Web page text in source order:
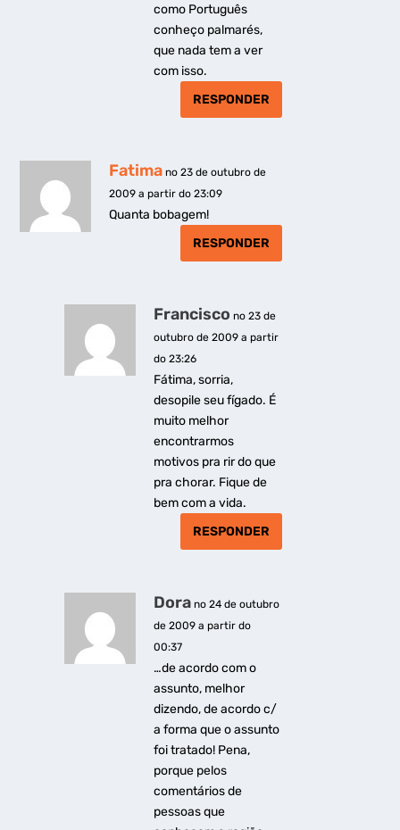
como Português
conheço palmarés,
que nada tem a ver
com isso.
RESPONDER
Fatima no 23 de outubro de
2009 a partir do 23:09
Quanta bobagem!
RESPONDER
Francisco no 23 de
outubro de 2009 a partir
do 23:26
Fátima, sorria,
desopile seu fígado. É
muito melhor
encontrarmos
motivos pra rir do que
pra chorar. Fique de
bem com a vida.
RESPONDER
Dora no 24 de outubro
de 2009 a partir do
00:37
…de acordo com o
assunto, melhor
dizendo, de acordo c/
a forma que o assunto
foi tratado! Pena,
porque pelos
comentários de
pessoas que